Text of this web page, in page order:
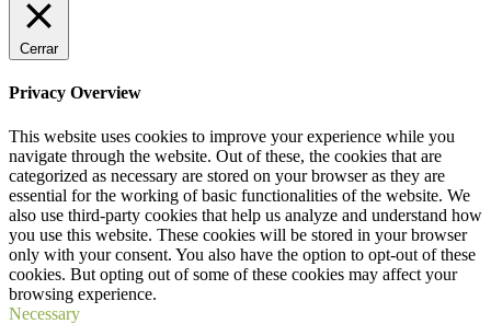
Cerrar
Privacy Overview
This website uses cookies to improve your experience while you
navigate through the website. Out of these, the cookies that are
categorized as necessary are stored on your browser as they are
essential for the working of basic functionalities of the website. We
also use third-party cookies that help us analyze and understand how
you use this website. These cookies will be stored in your browser
only with your consent. You also have the option to opt-out of these
cookies. But opting out of some of these cookies may affect your
browsing experience.
Necessary